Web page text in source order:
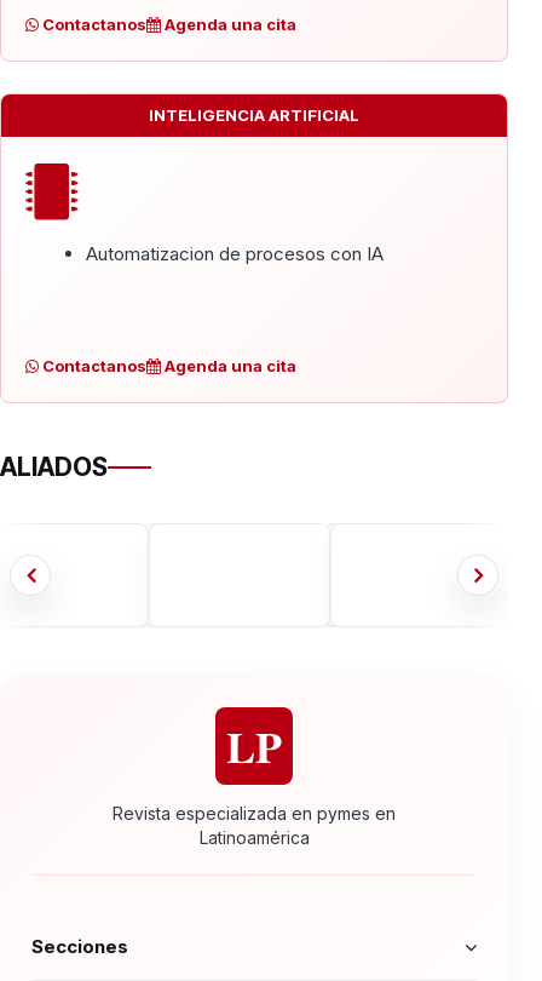
Contactanos Agenda una cita
INTELIGENCIA ARTIFICIAL
Automatizacion de procesos con IA
Contactanos Agenda una cita
ALIADOS
LP
Revista especializada en pymes en
Latinoamérica
Secciones